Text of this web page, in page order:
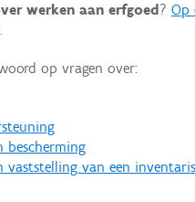
werken aan erfgoed ? Op
op vragen over:
bescherming
vaststelling van een inventaris